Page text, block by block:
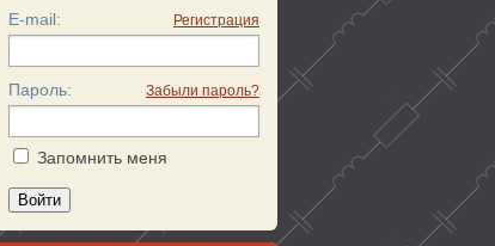
E-mail: Регистрация
Пароль: Забыли пароль?
Запомнить меня
Войти